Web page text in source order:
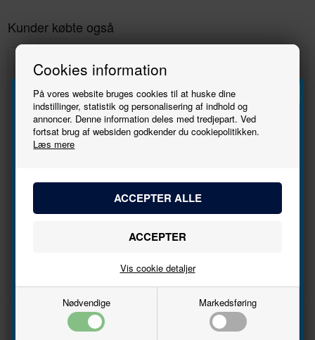
Cookies information
På vores website bruges cookies til at huske dine
indstillinger, statistik og personalisering af indhold og
annoncer. Denne information deles med tredjepart. Ved
fortsat brug af websiden godkender du cookiepolitikken.
Læs mere
Nødvendige Markedsføring
Vis cookie detaljer
Kunder købte også
PROFI-Stikkobling til
tandstangsdrift
Tilmeld
Bliv den første til at høre, når der kommer nye